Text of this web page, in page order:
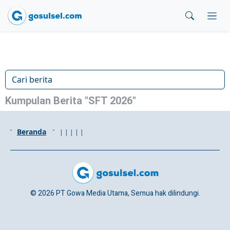
Kumpulan Berita "SFT 2026"
Beranda | | | | |
© 2026 PT Gowa Media Utama, Semua hak dilindungi.